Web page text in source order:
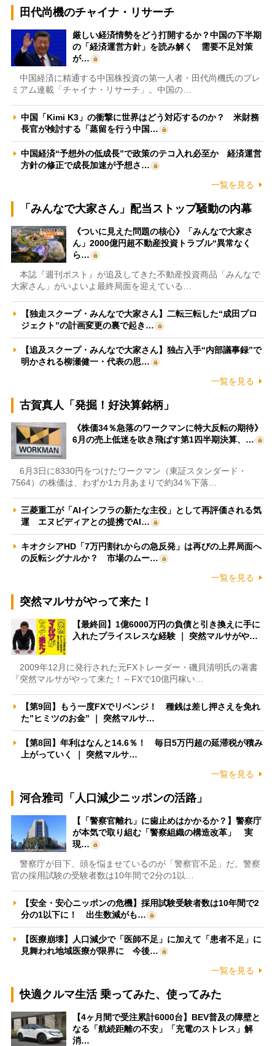
田代尚機のチャイナ・リサーチ
厳しい経済情勢をどう打開するか？中国の下半期
の「経済運営方針」を読み解く 需要不足対策
が…
中国経済に精通する中国株投資の第一人者・田代尚機氏のプレ
ミアム連載「チャイナ・リサーチ」。中国の…
中国「Kimi K3」の衝撃に世界はどう対応するのか？ 米財務
長官が検討する「蒸留を行う中国…
中国経済“予想外の低成長”で政策のテコ入れ必至か 経済運営
方針の修正で成長加速が予想さ…
一覧を見る
「みんなで大家さん」配当ストップ騒動の内幕
《ついに見えた問題の核心》「みんなで大家さ
ん」2000億円超不動産投資トラブル“異常なく
ら…
本誌『週刊ポスト』が追及してきた不動産投資商品「みんなで
大家さん」がいよいよ最終局面を迎えている…
【独走スクープ・みんなで大家さん】二転三転した“成田プロ
ジェクト”の計画変更の裏で起き…
【追及スクープ・みんなで大家さん】独占入手“内部議事録”で
明かされる柳瀬健一・代表の思…
一覧を見る
古賀真人「発掘！好決算銘柄」
《株価34％急落のワークマンに特大反転の期待》
6月の売上低迷を吹き飛ばす第1四半期決算、…
6月3日に8330円をつけたワークマン（東証スタンダード・
7564）の株価は、わずか1カ月あまりで約34％下落…
三菱重工が「AIインフラの新たな主役」として再評価される気
運 エヌビディアとの提携でAI…
キオクシアHD「7万円割れからの急反発」は再びの上昇局面へ
の反転シグナルか？ 市場のムー…
一覧を見る
突然マルサがやって来た！
【最終回】1億6000万円の負債と引き換えに手に
入れたプライスレスな経験 ｜ 突然マルサがや…
2009年12月に発行された元FXトレーダー・磯貝清明氏の著書
『突然マルサがやって来た！～FXで10億円稼い…
【第9回】もう一度FXでリベンジ！ 種銭は差し押さえを免れ
た”ヒミツのお金” ｜ 突然マルサ…
【第8回】年利はなんと14.6％！ 毎日5万円超の延滞税が積み
上がっていく ｜ 突然マルサ…
一覧を見る
河合雅司「人口減少ニッポンの活路」
【「警察官離れ」に歯止めはかかるか？】警察庁
が本気で取り組む「警察組織の構造改革」 実
現…
警察庁が目下、頭を悩ませているのが「警察官不足」だ。警察
官の採用試験の受験者数は10年間で2分の1以…
【安全・安心ニッポンの危機】採用試験受験者数は10年間で2
分の1以下に！ 出生数減がも…
【医療崩壊】人口減少で「医師不足」に加えて「患者不足」に
見舞われ地域医療が限界に 今後…
一覧を見る
快適クルマ生活 乗ってみた、使ってみた
【4ヶ月間で受注累計6000台】BEV普及の障壁と
なる「航続距離の不安」「充電のストレス」解
消…